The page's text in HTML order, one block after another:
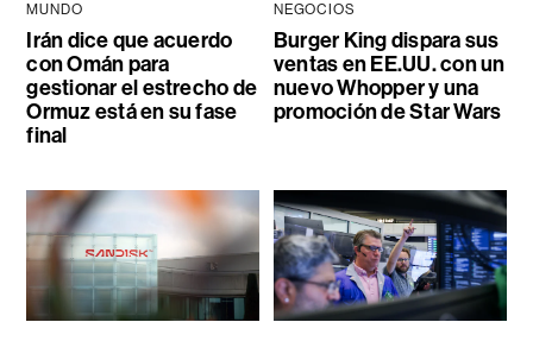
MUNDO
Irán dice que acuerdo
con Omán para
gestionar el estrecho de
Ormuz está en su fase
final
NEGOCIOS
Burger King dispara sus
ventas en EE.UU. con un
nuevo Whopper y una
promoción de Star Wars